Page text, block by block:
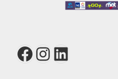
Facebook
Instagram
LinkedIn